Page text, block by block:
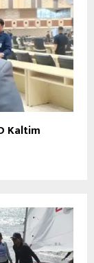
Kaltim